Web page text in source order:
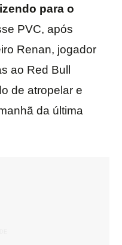
para o
PVC, após
Renan, jogador
ao Red Bull
de atropelar e
da última